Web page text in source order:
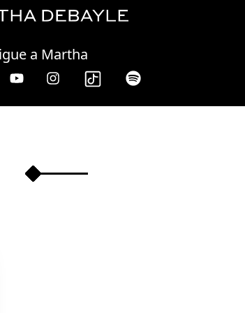
a Martha
a viernes de 10 a 13 hrs.